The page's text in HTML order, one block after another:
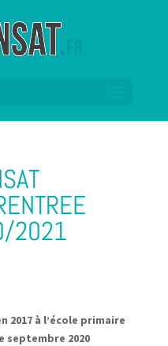
2021
2017 à l’école primaire
septembre 2020